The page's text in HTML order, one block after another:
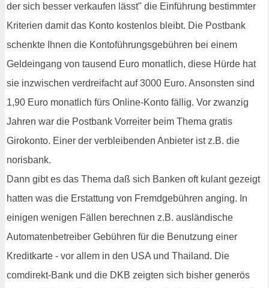
der sich besser verkaufen lässt" die Einführung bestimmter
Kriterien damit das Konto kostenlos bleibt. Die Postbank
schenkte Ihnen die Kontoführungsgebühren bei einem
Geldeingang von tausend Euro monatlich, diese Hürde hat
sie inzwischen verdreifacht auf 3000 Euro. Ansonsten sind
1,90 Euro monatlich fürs Online-Konto fällig. Vor zwanzig
Jahren war die Postbank Vorreiter beim Thema gratis
Girokonto. Einer der verbleibenden Anbieter ist z.B. die
norisbank.
Dann gibt es das Thema daß sich Banken oft kulant gezeigt
hatten was die Erstattung von Fremdgebühren anging. In
einigen wenigen Fällen berechnen z.B. ausländische
Automatenbetreiber Gebühren für die Benutzung einer
Kreditkarte - vor allem in den USA und Thailand. Die
comdirekt-Bank und die DKB zeigten sich bisher generös